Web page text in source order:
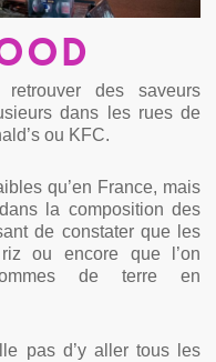
des saveurs
dans les rues de
ou KFC.
qu’en France, mais
la composition des
de constater que les
ou encore que l’on
de terre en
pas d’y aller tous les